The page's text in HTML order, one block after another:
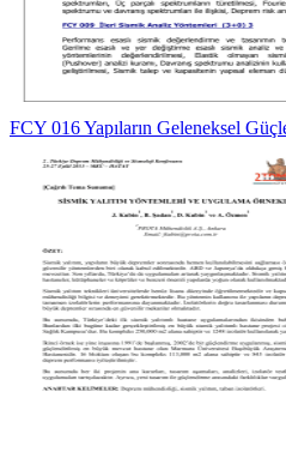
FCY 016 Yapıların Geleneksel